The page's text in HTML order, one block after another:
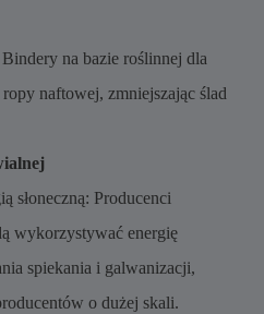
na bazie roślinnej dla
naftowej, zmniejszając ślad
słoneczną: Producenci
wykorzystywać energię
spiekania i galwanizacji,
o dużej skali.